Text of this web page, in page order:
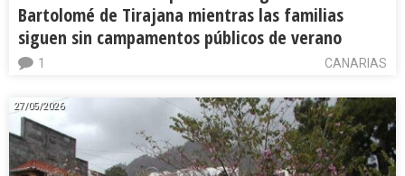
Bartolomé de Tirajana mientras las familias
siguen sin campamentos públicos de verano
CANARIAS
1
27/05/2026